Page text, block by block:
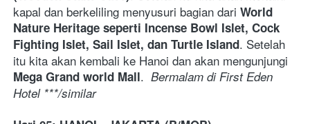
kapal dan berkeliling menyusuri bagian dari World
Nature Heritage seperti Incense Bowl Islet, Cock
Fighting Islet, Sail Islet, dan Turtle Island. Setelah
Mega Grand world Mall. Bermalam di First Eden
Hotel ***/similar